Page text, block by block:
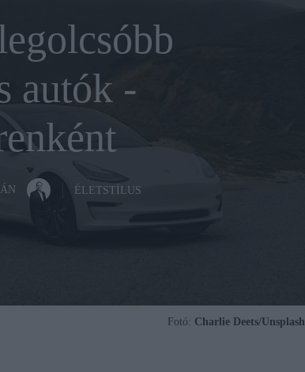
autók -
ÉLETSTÍLUS
Fotó: Charlie Deets/Unsplash